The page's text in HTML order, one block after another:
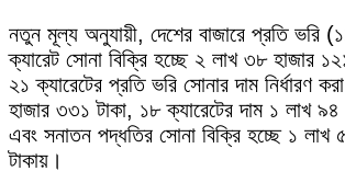
নতুন মূল্য অনুযায়ী, দেশের বাজারে প্রতি ভরি
ক্যারেট সোনা বিক্রি হচ্ছে ২ লাখ ৩৮ হাজার
২১ ক্যারেটের প্রতি ভরি সোনার দাম নির্ধারণ
হাজার ৩৩১ টাকা, ১৮ ক্যারেটের দাম ১ লাখ ৯৪
এবং সনাতন পদ্ধতির সোনা বিক্রি হচ্ছে ১ লাখ
টাকায়।